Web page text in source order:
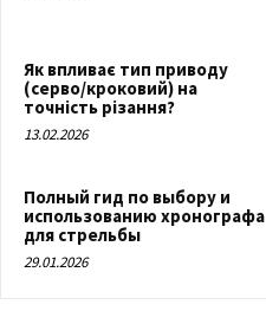
Як впливає тип приводу
(серво/кроковий) на
точність різання?
13.02.2026
Полный гид по выбору и
использованию хронографа
для стрельбы
29.01.2026